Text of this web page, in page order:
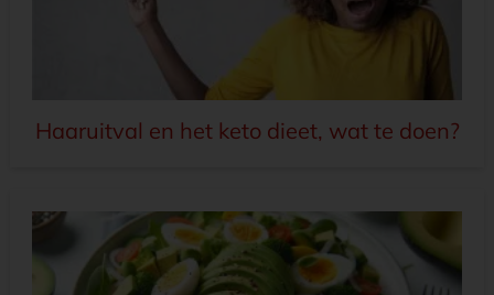
Haaruitval en het keto dieet, wat te doen?